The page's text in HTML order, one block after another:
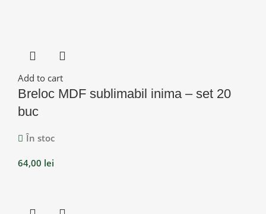
Add to cart
Breloc MDF sublimabil inima – set 20
buc
În stoc
64,00 lei